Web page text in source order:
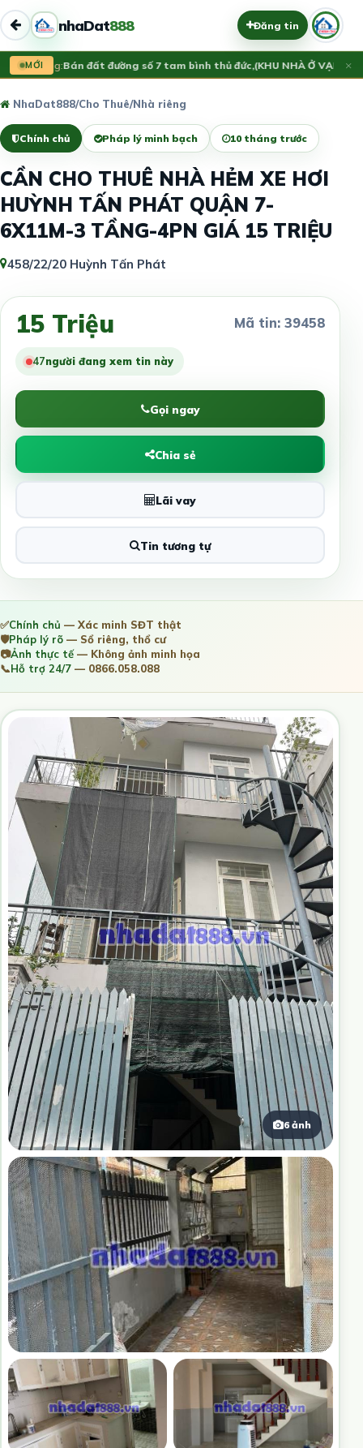
nhaDat888 Đăng tin
MỚI
Vừa đăng:Bán đất đường số 7 tam bình thủ đức,(KHU NHÀ Ở VẠN ×
NhaDat888/Cho Thuê/Nhà riêng
Chính chủ Pháp lý minh bạch 10 tháng trước
CẦN CHO THUÊ NHÀ HẺM XE HƠI
HUỲNH TẤN PHÁT QUẬN 7-
6X11M-3 TẦNG-4PN GIÁ 15 TRIỆU
458/22/20 Huỳnh Tấn Phát
15 Triệu Mã tin: 39458
48người đang xem tin này
Gọi ngay
Chia sẻ
Lãi vay
Tin tương tự
✅Chính chủ — Xác minh SĐT thật
🛡️Pháp lý rõ — Sổ riêng, thổ cư
📷Ảnh thực tế— Không ảnh minh họa
📞Hỗ trợ 24/7 — 0866.058.088
6 ảnh